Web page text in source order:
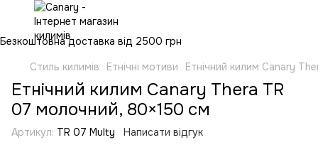
Безкоштовна доставка від 2500 грн
Стиль килимів
Етнічні мотиви Етнічний килим Canary
Етнічний килим Canary Thera TR
07 молочний, 80×150 см
Артикул: TR 07 Multy Написати відгук